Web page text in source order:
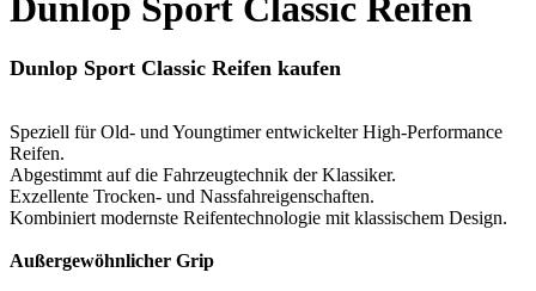
Dunlop Sport Classic Reifen kaufen
Speziell für Old- und Youngtimer entwickelter High-Performance
Reifen.
Abgestimmt auf die Fahrzeugtechnik der Klassiker.
Exzellente Trocken- und Nassfahreigenschaften.
Kombiniert modernste Reifentechnologie mit klassischem Design.
Außergewöhnlicher Grip